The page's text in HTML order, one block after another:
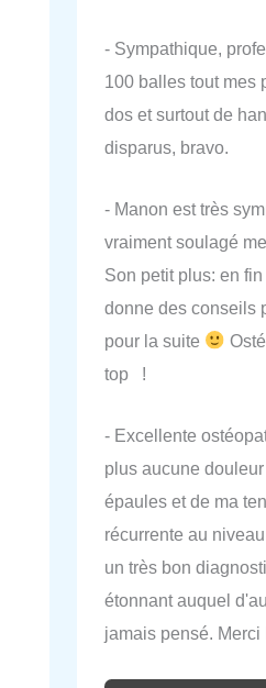
- Sympathique,
100 balles tout mes
dos et surtout de
disparus, bravo.
- Manon est très
vraiment soulagé
Son petit plus: en
donne des conseils
pour la suite
top !
- Excellente
plus aucune
épaules et de ma
récurrente au
un très bon
étonnant auquel
jamais pensé. Merci